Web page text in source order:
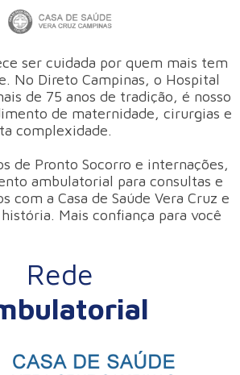
ser cuidada por quem mais tem
No Direto Campinas, o Hospital
de 75 anos de tradição, é nosso
de maternidade, cirurgias e
complexidade.
de Pronto Socorro e internações,
ambulatorial para consultas e
com a Casa de Saúde Vera Cruz e
Mais confiança para você
Rede